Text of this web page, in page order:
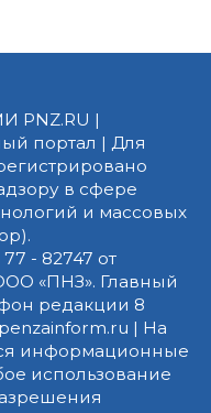
PNZ.RU |
портал | Для
в сфере
и массовых
- 82747 от
«ПНЗ». Главный
редакции 8
| На
информационные
использование